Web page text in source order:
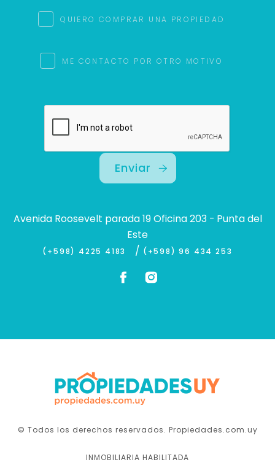
QUIERO COMPRAR UNA PROPIEDAD
ME CONTACTO POR OTRO MOTIVO
Enviar
Avenida Roosevelt parada 19 Oficina 203 - Punta del
Este
(+598) 4225 4183 / (+598) 96 434 253
© Todos los derechos reservados. Propiedades.com.uy
INMOBILIARIA HABILITADA
Con estos datos podemos responderte mejor y